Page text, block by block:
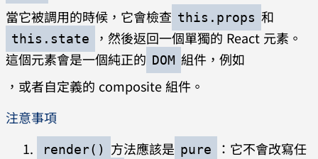
當它被調用的時候，它會檢查 this.props 和
this.state
，然後返回一個單獨的 React 元素。
這個元素會是一個純正的 DOM 組件，例如
，或者自定義的 composite 組件。
注意事項
render() 方法應該是 pure
：它不會改寫任